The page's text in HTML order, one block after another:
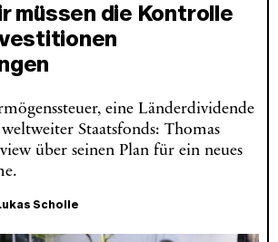
müssen die Kontrolle
eine Länderdividende
Staatsfonds: Thomas
über seinen Plan für ein neues
Scholle